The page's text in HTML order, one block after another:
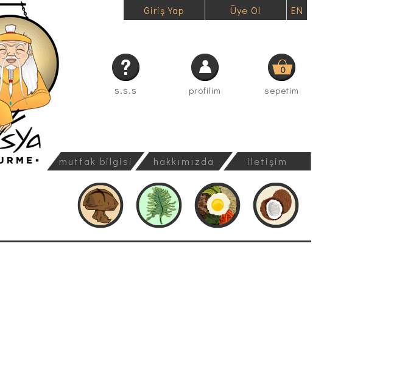
EN
Giriş Yap Üye Ol
0
sepetim
profilim
s.s.s
iletişim
hakkımızda
mutfak bilgisi